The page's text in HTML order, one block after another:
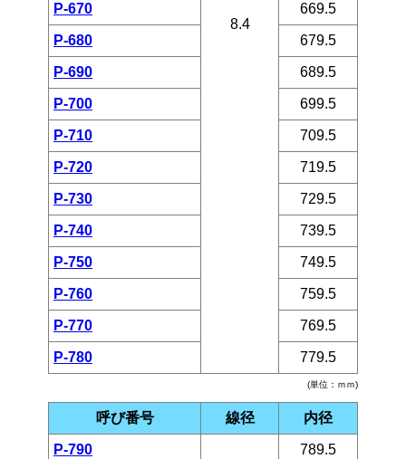
(単位：ｍｍ)
8.4
P-670 669.5
P-680 679.5
P-690 689.5
P-700 699.5
P-710 709.5
P-720 719.5
P-730 729.5
P-740 739.5
P-750 749.5
P-760 759.5
P-770 769.5
P-780 779.5
呼び番号 線径 内径
P-790 789.5